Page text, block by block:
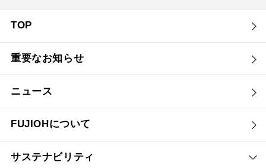
TOP
重要なお知らせ
ニュース
FUJIOHについて
サステナビリティ